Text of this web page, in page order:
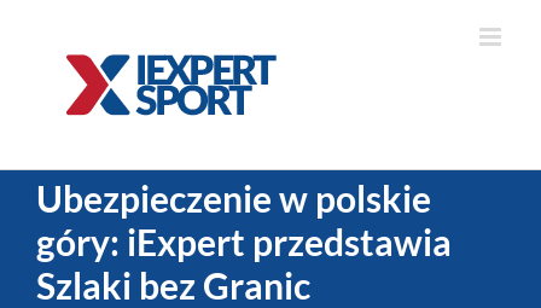
Ubezpieczenie w polskie
góry: iExpert przedstawia
Szlaki bez Granic